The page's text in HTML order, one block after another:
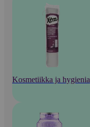
Kosmetiikka ja hygienia